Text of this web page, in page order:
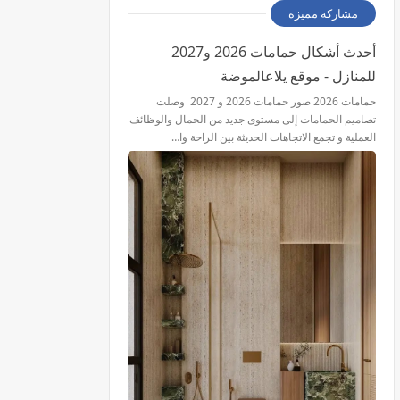
مشاركة مميزة
أحدث أشكال حمامات 2026 و2027
للمنازل - موقع يلاعالموضة
حمامات 2026 صور حمامات 2026 و 2027 وصلت
تصاميم الحمامات إلى مستوى جديد من الجمال والوظائف
العملية و تجمع الاتجاهات الحديثة بين الراحة وا…